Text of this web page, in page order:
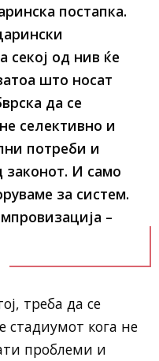
постапка.
секој од нив ќе
што носат
да се
селективно и
потреби и
законот. И само
за систем.
–
треба да се
стадиумот кога не
проблеми и